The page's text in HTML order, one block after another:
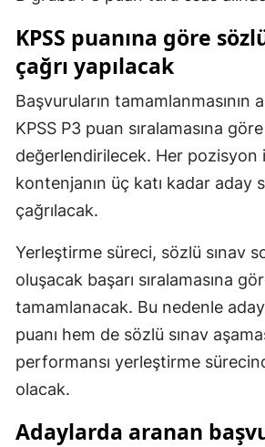
KPSS puanına göre
çağrı yapılacak
Başvuruların tamamlanmasının
KPSS P3 puan sıralamasına göre
değerlendirilecek. Her pozisyon
kontenjanın üç katı kadar aday
çağrılacak.
Yerleştirme süreci, sözlü sınav
oluşacak başarı sıralamasına
tamamlanacak. Bu nedenle
puanı hem de sözlü sınav
performansı yerleştirme
olacak.
Adaylarda aranan